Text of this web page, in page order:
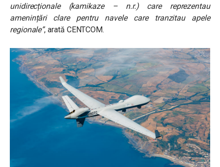
unidirecționale (kamikaze – n.r.) care reprezentau
amenințări clare pentru navele care tranzitau apele
regionale”, arată CENTCOM.